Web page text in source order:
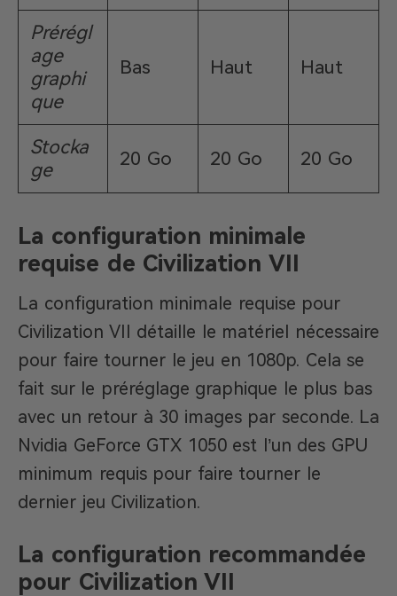
Prérégl
age
graphi
que
Bas Haut Haut
Stocka
ge
20 Go 20 Go 20 Go
La configuration minimale
requise de Civilization VII
La configuration minimale requise pour
Civilization VII détaille le matériel nécessaire
pour faire tourner le jeu en 1080p. Cela se
fait sur le préréglage graphique le plus bas
avec un retour à 30 images par seconde. La
Nvidia GeForce GTX 1050 est l’un des GPU
minimum requis pour faire tourner le
dernier jeu Civilization.
La configuration recommandée
pour Civilization VII